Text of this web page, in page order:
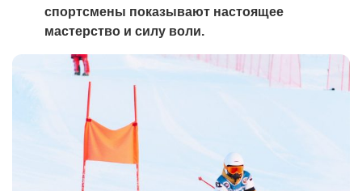
спортсмены показывают настоящее
мастерство и силу воли.